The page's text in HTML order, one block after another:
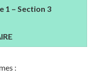
1 – Section 3
: